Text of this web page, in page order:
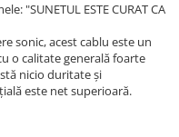
"SUNETUL ESTE CURAT CA
sonic, acest cablu este un
o calitate generală foarte
nicio duritate și
este net superioară.